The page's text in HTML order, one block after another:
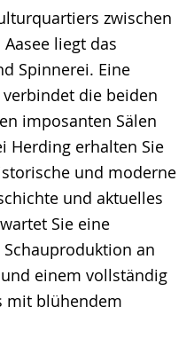
zwischen
liegt das
Spinnerei. Eine
verbindet die beiden
imposanten Sälen
Herding erhalten Sie
und moderne
und aktuelles
Sie eine
an
einem vollständig
mit blühendem